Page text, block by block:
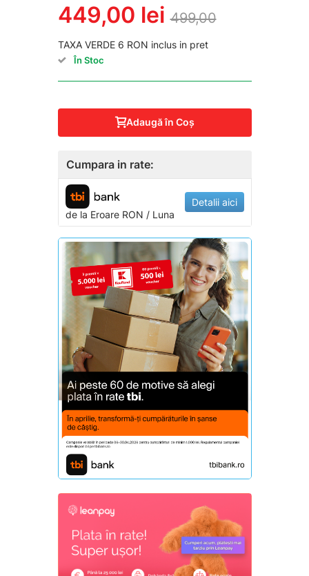
449,00 lei 499,00
TAXA VERDE 6 RON inclus in pret
În Stoc
Adaugă în Coş
Cumpara in rate:
de la EroareRON / Luna
Detalii aici